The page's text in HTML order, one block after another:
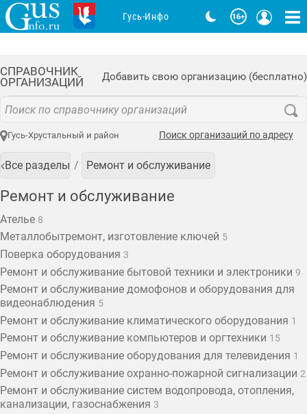
СПРАВОЧНИК
ОРГАНИЗАЦИЙ
Добавить свою организацию (бесплатно)
Гусь-Хрустальный и район Поиск организаций по адресу
Все разделы Ремонт и обслуживание
Ремонт и обслуживание
Ателье 8
Металлобытремонт, изготовление ключей 5
Поверка оборудования 3
Ремонт и обслуживание бытовой техники и электроники 9
Ремонт и обслуживание домофонов и оборудования для
видеонаблюдения 5
Ремонт и обслуживание климатического оборудования 1
Ремонт и обслуживание компьютеров и оргтехники 15
Ремонт и обслуживание оборудования для телевидения 1
Ремонт и обслуживание охранно-пожарной сигнализации 2
Ремонт и обслуживание систем водопровода, отопления,
канализации, газоснабжения 3
Гусь-Инфо